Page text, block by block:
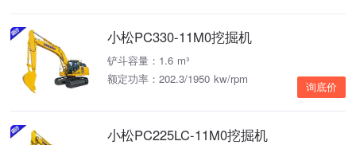
小松PC330-11M0挖掘机
铲斗容量：1.6 m³
额定功率：202.3/1950 kw/rpm
询底价
小松PC225LC-11M0挖掘机